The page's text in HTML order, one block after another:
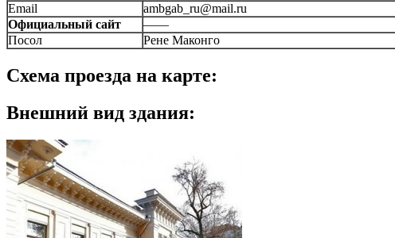
Email
ambgab_ru@mail.ru
Официальный сайт
——
Посол
Рене Маконго
Схема проезда на карте:
Внешний вид здания: